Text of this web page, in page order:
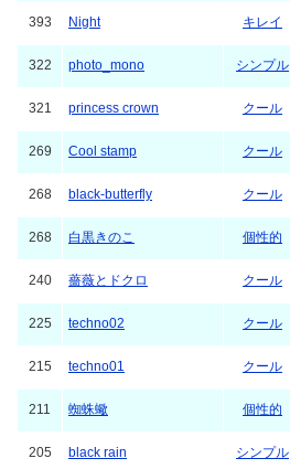
393 Night キレイ
322 photo_mono シンプル
321 princess crown クール
269 Cool stamp クール
268 black-butterfly クール
268 白黒きのこ 個性的
240 薔薇とドクロ クール
225 techno02 クール
215 techno01 クール
211 蜘蛛蠍 個性的
205 black rain シンプル